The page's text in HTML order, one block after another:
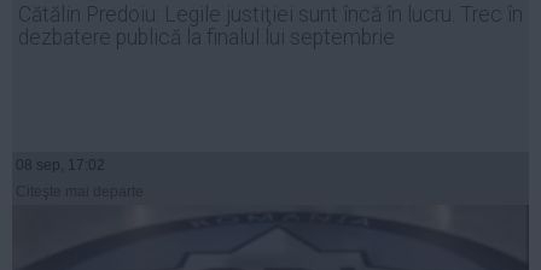
Cătălin Predoiu: Legile justiţiei sunt încă în lucru. Trec în
dezbatere publică la finalul lui septembrie
08 sep, 17:02